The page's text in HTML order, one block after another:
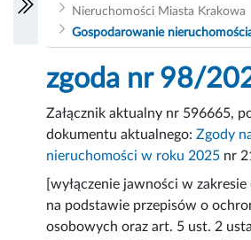
Nieruchomości Miasta Krakowa
Gospodarowanie
zgoda nr 98/
Załącznik aktualny nr 596665,
dokumentu aktualnego:Zgody
nieruchomości w roku 2025 nr
[wyłączenie jawności w
na podstawie przepisów o
osobowych oraz art. 5 ust. 2